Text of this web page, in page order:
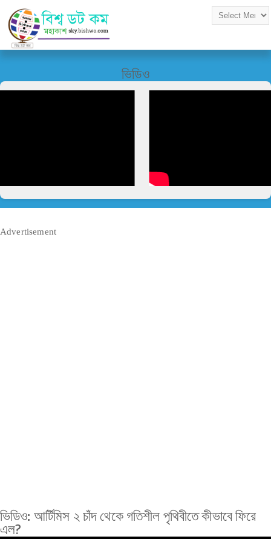
ভিডিও
Advertisement
ভিডিও: আর্টিমিস ২ চাঁদ থেকে গতিশীল পৃথিবীতে কীভাবে ফিরে
এল?